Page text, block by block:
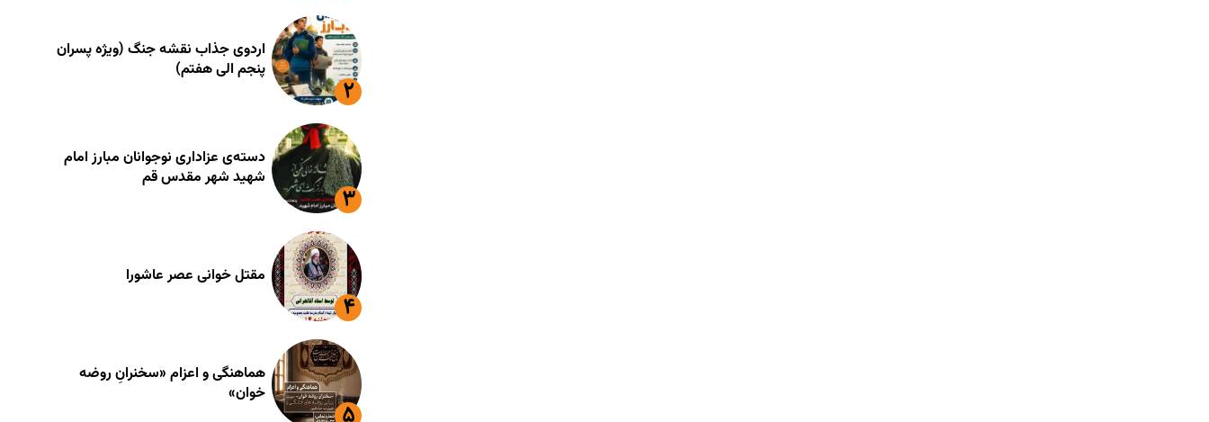
اردوی جذاب نقشه جنگ (ویژه پسران
پنجم الی هفتم)
دسته‌ی عزاداری نوجوانان مبارز امام
شهید شهر مقدس قم
مقتل خوانی عصر عاشورا
هماهنگی و اعزام «سخنرانِ روضه
خوان»